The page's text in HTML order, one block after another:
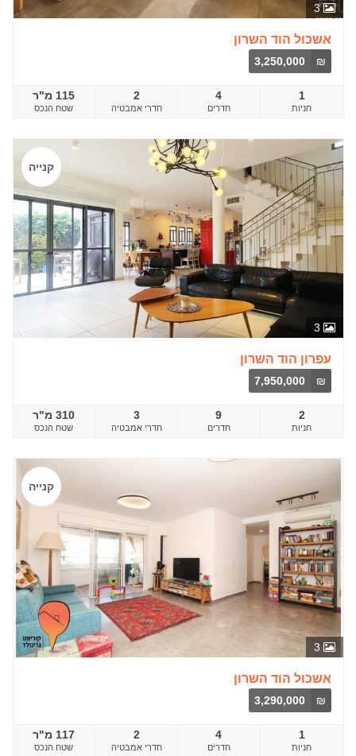
3
אשכול הוד השרון
₪
3,250,000
115 מ"ר
שטח הנכס
2
‎חדרי אמבטיה
4
חדרים
1
קנייה
עפרון הוד השרון
₪
7,950,000
310 מ"ר
שטח הנכס
3
‎חדרי אמבטיה
9
חדרים
2
3
קנייה
אשכול הוד השרון
₪
3,290,000
117 מ"ר
שטח הנכס
2
‎חדרי אמבטיה
4
חדרים
1